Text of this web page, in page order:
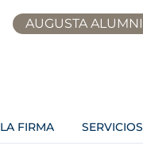
AUGUSTA ALUMNI
LA FIRMA SERVICIOS